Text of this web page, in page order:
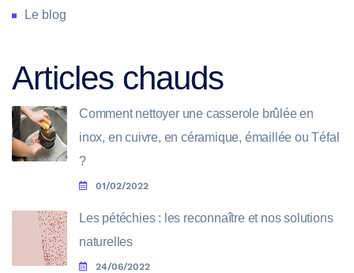
Le blog
Articles chauds
Comment nettoyer une casserole brûlée en
inox, en cuivre, en céramique, émaillée ou Téfal
?
01/02/2022
Les pétéchies : les reconnaître et nos solutions
naturelles
24/06/2022